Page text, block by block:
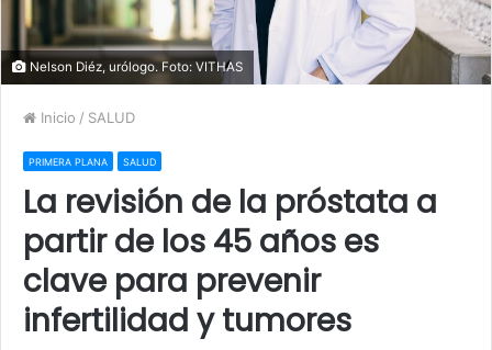
Nelson Diéz, urólogo. Foto: VITHAS
Inicio / SALUD
PRIMERA PLANA SALUD
La revisión de la próstata a
partir de los 45 años es
clave para prevenir
infertilidad y tumores